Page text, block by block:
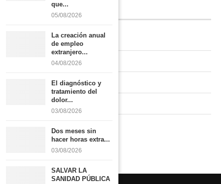
INFORMACIÓN
Quiénes somos
Publicidad tarifas
que...
05/08/2026
La creación anual
de empleo
extranjero...
04/08/2026
El diagnóstico y
tratamiento del
dolor...
03/08/2026
Dos meses sin
hacer horas extra...
03/08/2026
SALVAR LA
SANIDAD PÚBLICA